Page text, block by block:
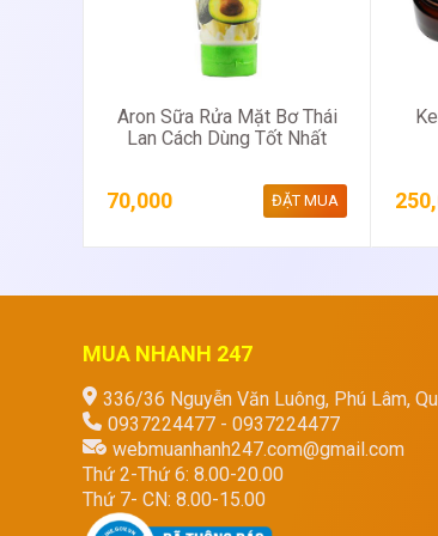
Aron Sữa Rửa Mặt Bơ Thái
Lan Cách Dùng Tốt Nhất
70,000 ĐẶT MUA
MUA NHANH 247
336/36 Nguyễn Văn Luông, Phú Lâm,
0937224477 - 0937224477
webmuanhanh247.com@gmail.com
Thứ 2-Thứ 6: 8.00-20.00
Thứ 7- CN: 8.00-15.00